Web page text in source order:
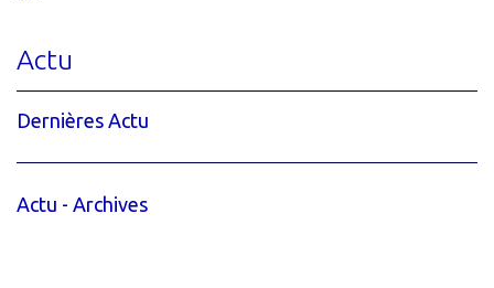
Actu
Dernières Actu
Actu - Archives